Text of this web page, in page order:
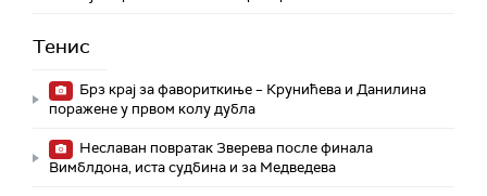
Тенис
Брз крај за фавориткиње – Крунићева и Данилина
поражене у првом колу дубла
Неславан повратак Зверева после финала
Вимблдона, иста судбина и за Медведева